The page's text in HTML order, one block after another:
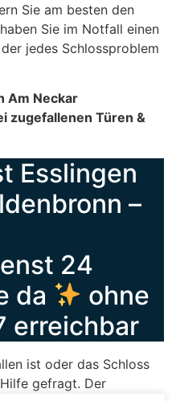
Sie am besten den
Sie im Notfall einen
jedes Schlossproblem
Am Neckar
zugefallenen Türen &
Esslingen
–
24
da
ohne
erreichbar
ist oder das Schloss
gefragt. Der